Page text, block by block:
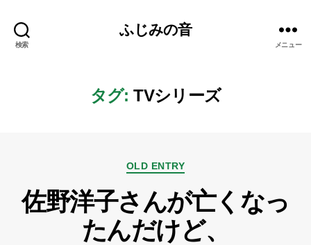
検索
ふじみの音
メニュー
タグ: TVシリーズ
カ
ゴ
リ
ー
OLD ENTRY
佐野洋子さんが亡くなっ
たんだけど、